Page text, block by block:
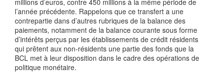
millions d’euros, contre 450 millions à la même période de
l’année précédente. Rappelons que ce transfert a une
contrepartie dans d’autres rubriques de la balance des
paiements, notamment de la balance courante sous forme
d’intérêts perçus par les établissements de crédit résidents
qui prêtent aux non-résidents une partie des fonds que la
BCL met à leur disposition dans le cadre des opérations de
politique monétaire.